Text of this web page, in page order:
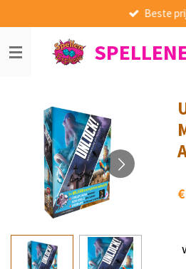
direct
naar
de
Beste